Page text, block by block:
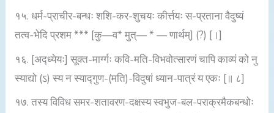
१५. धर्म-प्राचीर-बन्धः शशि-कर-शुचयः कीर्त्तयः स-प्रताना वैदुष्यं
तत्व-भेदि प्रशम *** [कु—व* मुत्— * — णार्थम्] (?) [।]
१६. [अद्ध्येयः] सूक्त-मार्ग्गः कवि-मति-विभवोत्सारणं चापि काव्यं को नु
स्याद्यो (ऽ) स्य न स्याद्गुण-(मति)-विदुषां ध्यान-पात्रं य एकः [॥ ८]
१७. तस्य विविध समर-शतावरण-दक्षस्य स्वभुज-बल-पराक्रमैकबन्धोः